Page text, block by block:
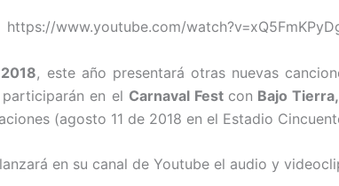
https://www.youtube.com/
, este año presentará otras nuevas
en el Carnaval Fest con Bajo
(agosto 11 de 2018 en el Estadio
en su canal de Youtube el audio y